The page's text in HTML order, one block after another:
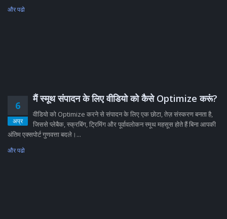
और पढो
6
अप्र
मैं स्मूथ संपादन के लिए वीडियो को कैसे Optimize करूं?
वीडियो को Optimize करने से संपादन के लिए एक छोटा, तेज़ संस्करण बनता है,
जिससे प्लेबैक, स्क्रबिंग, ट्रिमिंग और पूर्वावलोकन स्मूथ महसूस होते हैं बिना आपकी
अंतिम एक्सपोर्ट गुणवत्ता बदले।...
और पढो